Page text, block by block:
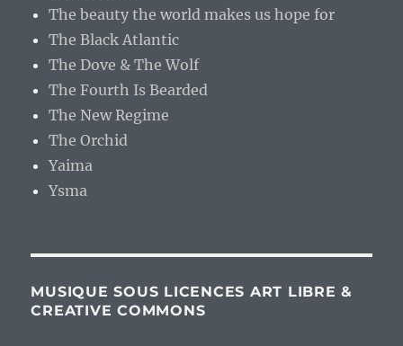
The beauty the world makes us hope for
The Black Atlantic
The Dove & The Wolf
The Fourth Is Bearded
The New Regime
The Orchid
Yaima
Ysma
MUSIQUE SOUS LICENCES ART LIBRE &
CREATIVE COMMONS